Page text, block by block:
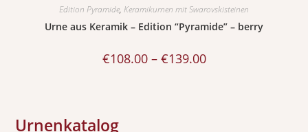
Edition Pyramide, Keramikurnen mit Swarovskisteinen
Urne aus Keramik – Edition “Pyramide” – berry
€108.00 – €139.00
Urnenkatalog